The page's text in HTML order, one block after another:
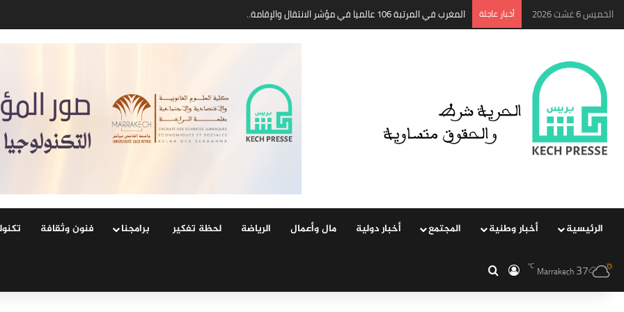
الخميس 6 غشت 2026 ‏أخبار عاجلة المغرب في المرتبة 106 عالميا في مؤشر الانتقال والإقامة..
الرئيسية ‏أخبار وطنية المجتمع ‏أخبار دولية مال وأعمال الرياضة لحظة تفكير ‏ ‏برامجنا فنون وثقافة
Marrakech37
℃ ‏الدخول